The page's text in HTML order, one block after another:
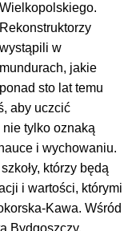
Wielkopolskiego.
Rekonstruktorzy
wystąpili w
mundurach, jakie
ponad sto lat temu
aby uczcić
tylko oznaką
i wychowaniu.
którzy będą
i wartości, którymi
Kawa. Wśród
Bydgoszczy,